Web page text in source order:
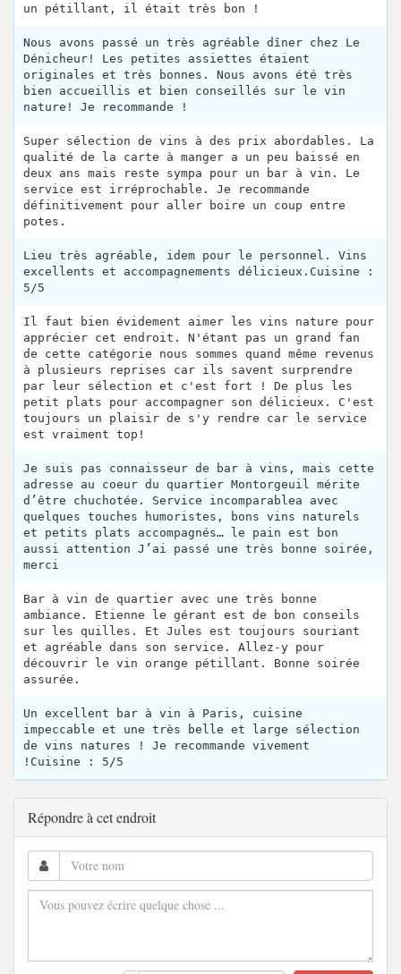
un pétillant, il était très bon !
Nous avons passé un très agréable dîner chez Le
Dénicheur! Les petites assiettes étaient
originales et très bonnes. Nous avons été très
bien accueillis et bien conseillés sur le vin
nature! Je recommande !
Super sélection de vins à des prix abordables. La
qualité de la carte à manger a un peu baissé en
deux ans mais reste sympa pour un bar à vin. Le
service est irréprochable. Je recommande
définitivement pour aller boire un coup entre
potes.
Lieu très agréable, idem pour le personnel. Vins
excellents et accompagnements délicieux.Cuisine :
5/5
Il faut bien évidement aimer les vins nature pour
apprécier cet endroit. N'étant pas un grand fan
de cette catégorie nous sommes quand même revenus
à plusieurs reprises car ils savent surprendre
par leur sélection et c'est fort ! De plus les
petit plats pour accompagner son délicieux. C'est
toujours un plaisir de s'y rendre car le service
est vraiment top!
Je suis pas connaisseur de bar à vins, mais cette
adresse au coeur du quartier Montorgeuil mérite
d’être chuchotée. Service incomparablea avec
quelques touches humoristes, bons vins naturels
et petits plats accompagnés… le pain est bon
aussi attention J’ai passé une très bonne soirée,
merci
Bar à vin de quartier avec une très bonne
ambiance. Etienne le gérant est de bon conseils
sur les quilles. Et Jules est toujours souriant
et agréable dans son service. Allez-y pour
découvrir le vin orange pétillant. Bonne soirée
assurée.
Un excellent bar à vin à Paris, cuisine
impeccable et une très belle et large sélection
de vins natures ! Je recommande vivement
!Cuisine : 5/5
Répondre à cet endroit